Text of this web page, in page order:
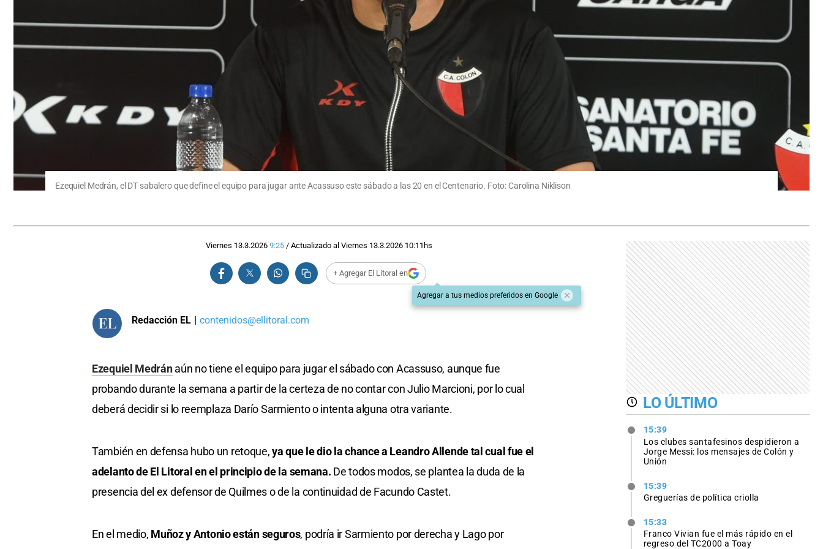
Ezequiel Medrán, el DT sabalero que define el equipo para jugar ante Acassuso este sábado a las 20 en el Centenario. Foto: Carolina Niklison
Viernes 13.3.2026 9:25 / Actualizado al Viernes 13.3.2026 10:11hs
+ Agregar El Litoral en
Agregar a tus medios preferidos en Google
Redacción EL | contenidos@ellitoral.com
Ezequiel Medránaún no tiene el equipo para jugar el sábado con Acassuso, aunque fue
probando durante la semana a partir de la certeza de no contar con Julio Marcioni, por lo cual
deberá decidir si lo reemplaza Darío Sarmiento o intenta alguna otra variante.
También en defensa hubo un retoque,ya que le dio la chance a Leandro Allende tal cual fue el
adelanto de El Litoral en el principio de la semana. De todos modos, se plantea la duda de la
presencia del ex defensor de Quilmes o de la continuidad de Facundo Castet.
En el medio, Muñoz y Antonio están seguros, podría ir Sarmiento por derecha y Lago por
LO ÚLTIMO
15:39
Los clubes santafesinos despidieron a
Jorge Messi: los mensajes de Colón y
Unión
15:39
Greguerías de política criolla
15:33
Franco Vivian fue el más rápido en el
regreso del TC2000 a Toay